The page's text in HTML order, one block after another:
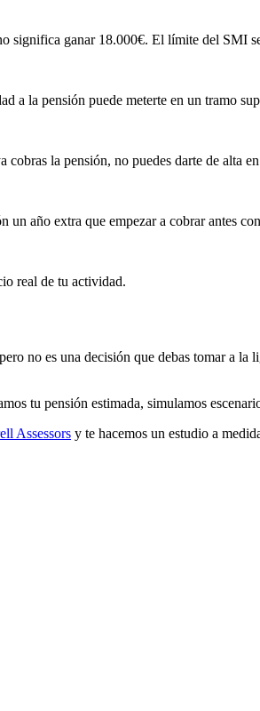
significa ganar 18.000€. El límite del SMI
a la pensión puede meterte en un tramo
cobras la pensión, no puedes darte de alta
un año extra que empezar a cobrar antes
real de tu actividad.
no es una decisión que debas tomar a la
tu pensión estimada, simulamos
Assessors y te hacemos un estudio a